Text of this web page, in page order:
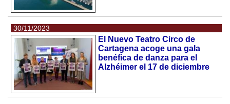
30/11/2023
El Nuevo Teatro Circo de
Cartagena acoge una gala
benéfica de danza para el
Alzhéimer el 17 de diciembre